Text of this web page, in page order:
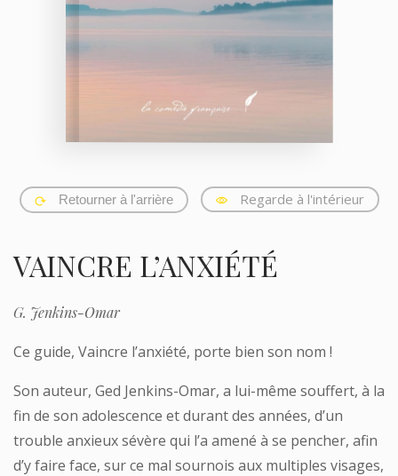
Retourner à l'arrière Regarde à l'intérieur
VAINCRE L’ANXIÉTÉ
G. Jenkins-Omar
Ce guide, Vaincre l’anxiété, porte bien son nom !
Son auteur, Ged Jenkins-Omar, a lui-même souffert, à la
fin de son adolescence et durant des années, d’un
trouble anxieux sévère qui l’a amené à se pencher, afin
d’y faire face, sur ce mal sournois aux multiples visages,